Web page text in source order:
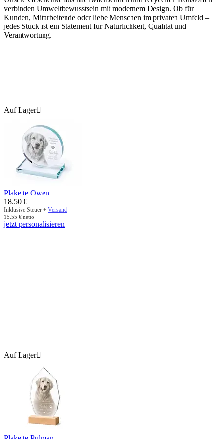
verbinden Umweltbewusstsein mit modernem Design. Ob für
Kunden, Mitarbeitende oder liebe Menschen im privaten Umfeld –
jedes Stück ist ein Statement für Natürlichkeit, Qualität und
Verantwortung.
Auf Lager
Plakette Owen
18.50 €
Inklusive Steuer + Versand
15.55 € netto
jetzt personalisieren
Auf Lager